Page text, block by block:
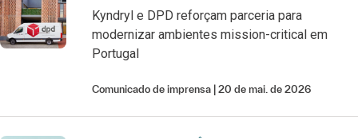
Kyndryl e DPD reforçam parceria para
modernizar ambientes mission-critical em
Portugal
Comunicado de imprensa 20 de mai. de 2026